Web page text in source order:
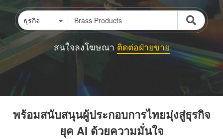
ธุรกิจ
สนใจลงโฆษณา ติดต่อฝ่ายขาย
พร้อมสนับสนุนผู้ประกอบการไทยมุ่งสู่ธุรกิจ
ยุค AI ด้วยความมั่นใจ